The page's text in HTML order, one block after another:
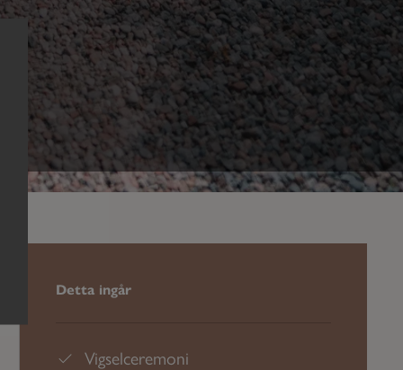
Detta ingår
Vigselceremoni